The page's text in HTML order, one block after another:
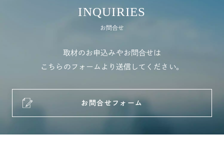
INQUIRIES
お問合せ
取材のお申込みやお問合せは
こちらのフォームより送信してください。
お問合せフォーム